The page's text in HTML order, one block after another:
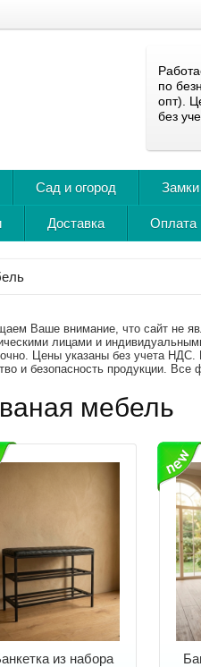
по
опт).
без
Сад и огород Замки
Доставка Оплата
Ваше внимание, что сайт не
лицами и
Цены указаны без учета НДС.
и безопасность продукции.
мебель
из набора